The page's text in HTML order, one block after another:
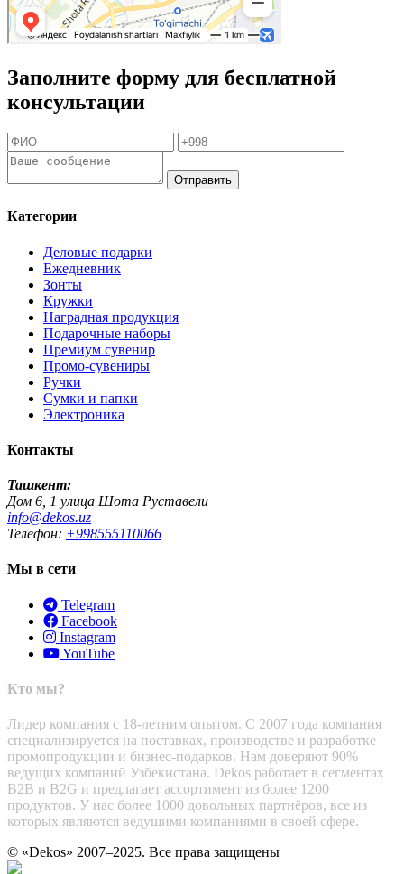
Заполните форму для бесплатной
консультации
Отправить
Категории
Деловые подарки
Ежедневник
Зонты
Кружки
Наградная продукция
Подарочные наборы
Премиум сувенир
Промо-сувениры
Ручки
Сумки и папки
Электроника
Контакты
Ташкент:
Дом 6, 1 улица Шота Руставели
info@dekos.uz
Телефон: +998555110066
Мы в сети
Telegram
Facebook
Instagram
YouTube
Кто мы?
Лидер компания с 18-летним опытом. С 2007 года компания
специализируется на поставках, производстве и разработке
промопродукции и бизнес-подарков. Нам доверяют 90%
ведущих компаний Узбекистана. Dekos работает в сегментах
B2B и B2G и предлагает ассортимент из более 1200
продуктов. У нас более 1000 довольных партнёров, все из
которых являются ведущими компаниями в своей сфере.
© «Dekos» 2007–2025. Все права защищены